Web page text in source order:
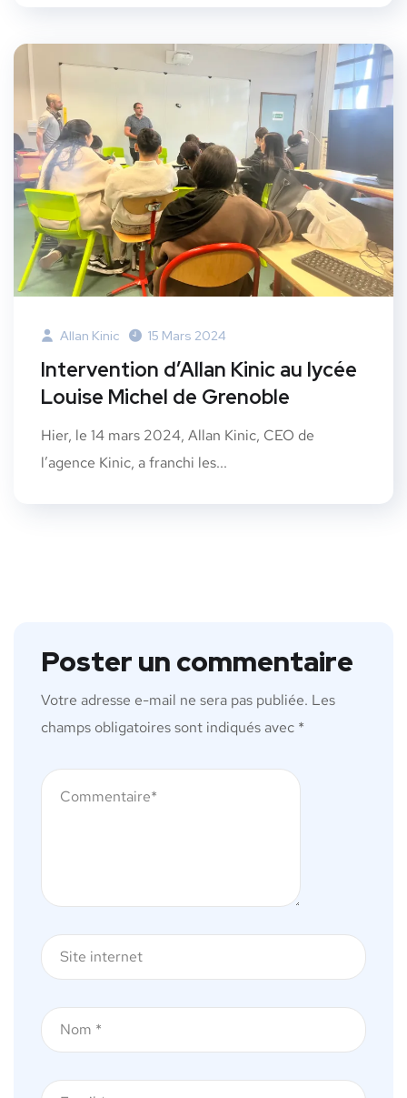
Allan Kinic 15 Mars 2024
Intervention d’Allan Kinic au lycée
Louise Michel de Grenoble
Hier, le 14 mars 2024, Allan Kinic, CEO de
l’agence Kinic, a franchi les...
Poster un commentaire
Votre adresse e-mail ne sera pas publiée. Les
champs obligatoires sont indiqués avec *